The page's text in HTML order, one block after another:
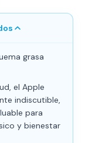
grasa
el Apple
indiscutible,
para
y bienestar